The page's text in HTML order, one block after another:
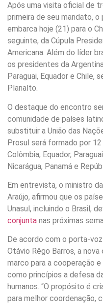
Após uma visita oficial de
primeira de seu mandato,
embarca hoje (21) para o
seguinte, da Cúpula
Americana. Além do líder
os presidentes da
Paraguai, Equador e Chile,
Planalto.
O destaque do encontro
comunidade de países
substituir a União das
Prosul será formado por 12
Colômbia, Equador,
Nicarágua, Panamá e
Em entrevista, o ministro
Araújo, afirmou que os
Unasul, incluindo o Brasil,
conjunta nas próximas
De acordo com o porta-
Otávio Rêgo Barros, a
marco para a cooperação
como princípios a defesa
humanos. “O propósito é
para melhor coordenação,